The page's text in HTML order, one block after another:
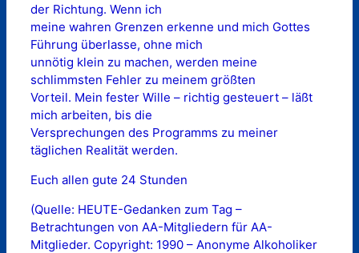
der Richtung. Wenn ich
meine wahren Grenzen erkenne und mich Gottes
Führung überlasse, ohne mich
unnötig klein zu machen, werden meine
schlimmsten Fehler zu meinem größten
Vorteil. Mein fester Wille – richtig gesteuert – läßt
mich arbeiten, bis die
Versprechungen des Programms zu meiner
täglichen Realität werden.
Euch allen gute 24 Stunden
(Quelle: HEUTE-Gedanken zum Tag –
Betrachtungen von AA-Mitgliedern für AA-
Mitglieder. Copyright: 1990 – Anonyme Alkoholiker